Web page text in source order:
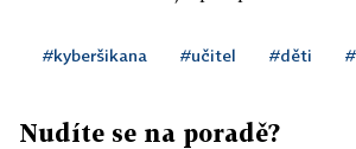
#kyberšikana #učitel #děti
Nudíte se na poradě?